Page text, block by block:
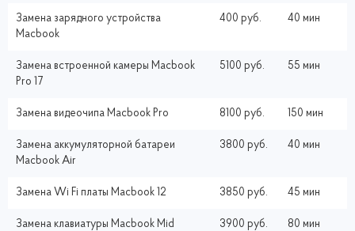
Замена зарядного устройства
Macbook
400 руб. 40 мин
Замена встроенной камеры Macbook
Pro 17
5100 руб. 55 мин
Замена видеочипа Macbook Pro 8100 руб. 150 мин
Замена аккумуляторной батареи
Macbook Air
3800 руб. 40 мин
Замена Wi Fi платы Macbook 12 3850 руб. 45 мин
Замена клавиатуры Macbook Mid 3900 руб. 80 мин